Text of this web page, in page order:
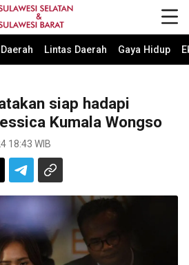
Daerah Lintas Daerah Gaya Hidup
siap hadapi
Kumala Wongso
18:43 WIB